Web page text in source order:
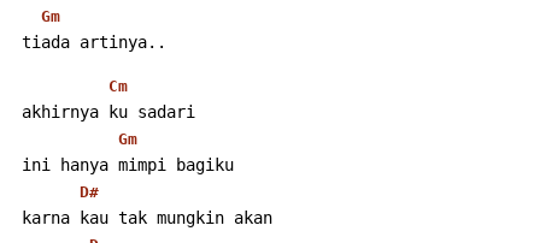
Gm
tiada artinya..
Cm
akhirnya ku sadari
Gm
ini hanya mimpi bagiku
D#
karna kau tak mungkin akan